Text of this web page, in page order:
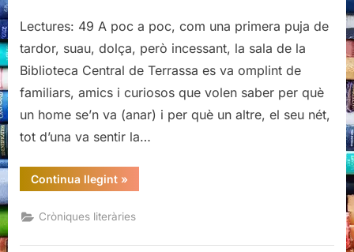
d’Un
home
se’n
va,
de
Lectures: 49 A poc a poc, com una primera puja de
tardor, suau, dolça, però incessant, la sala de la
Biblioteca Central de Terrassa es va omplint de
familiars, amics i curiosos que volen saber per què
un home se’n va (anar) i per què un altre, el seu nét,
tot d’una va sentir la…
Continua llegint“Presentació
d’Un
que
se’n
de
»
Cròniques literàries